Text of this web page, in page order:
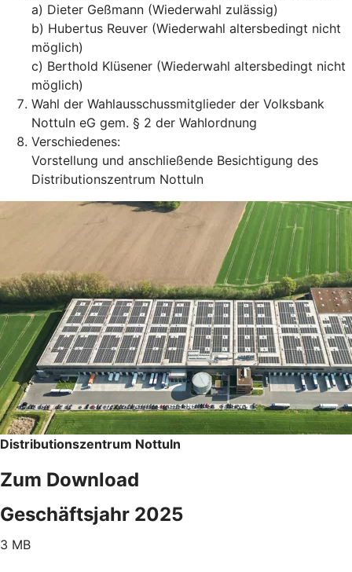
a) Dieter Geßmann (Wiederwahl zulässig)
b) Hubertus Reuver (Wiederwahl altersbedingt nicht
möglich)
c) Berthold Klüsener (Wiederwahl altersbedingt nicht
möglich)
Wahl der Wahlausschussmitglieder der Volksbank
Nottuln eG gem. § 2 der Wahlordnung
Verschiedenes:
Vorstellung und anschließende Besichtigung des
Distributionszentrum Nottuln
Distributionszentrum Nottuln
Zum Download
Geschäftsjahr 2025
3 MB